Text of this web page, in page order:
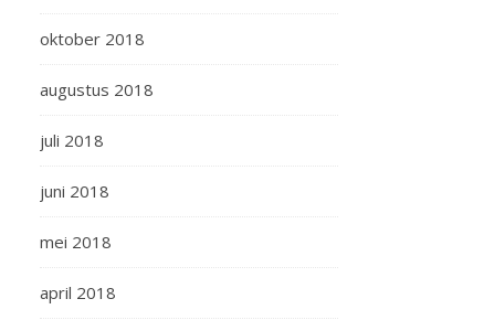
oktober 2018
augustus 2018
juli 2018
juni 2018
mei 2018
april 2018